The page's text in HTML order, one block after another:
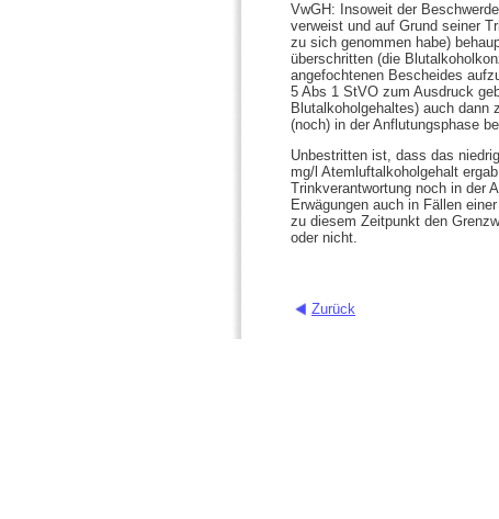
VwGH: Insoweit der
verweist und auf Grund seiner
zu sich genommen habe)
überschritten (die
angefochtenen Bescheides
5 Abs 1 StVO zum Ausdruck
Blutalkoholgehaltes) auch dann
(noch) in der Anflutungsphase
Unbestritten ist, dass das
mg/l Atemluftalkoholgehalt
Trinkverantwortung noch in der
Erwägungen auch in Fällen
zu diesem Zeitpunkt den
oder nicht.
Zurück